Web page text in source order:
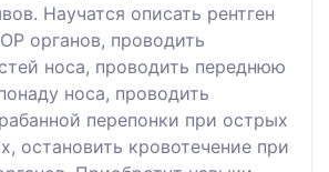
Научатся описать рентген
органов, проводить
носа, проводить переднюю
носа, проводить
перепонки при острых
остановить кровотечение при